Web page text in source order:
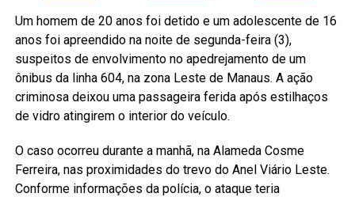
Um homem de 20 anos foi detido e um adolescente de 16
anos foi apreendido na noite de segunda-feira (3),
suspeitos de envolvimento no apedrejamento de um
ônibus da linha 604, na zona Leste de Manaus. A ação
criminosa deixou uma passageira ferida após estilhaços
de vidro atingirem o interior do veículo.
O caso ocorreu durante a manhã, na Alameda Cosme
Ferreira, nas proximidades do trevo do Anel Viário Leste.
Conforme informações da polícia, o ataque teria